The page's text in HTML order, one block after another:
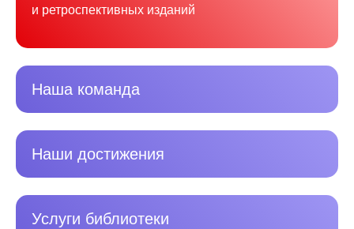
и ретроспективных изданий
Наша команда
Наши достижения
Услуги библиотеки